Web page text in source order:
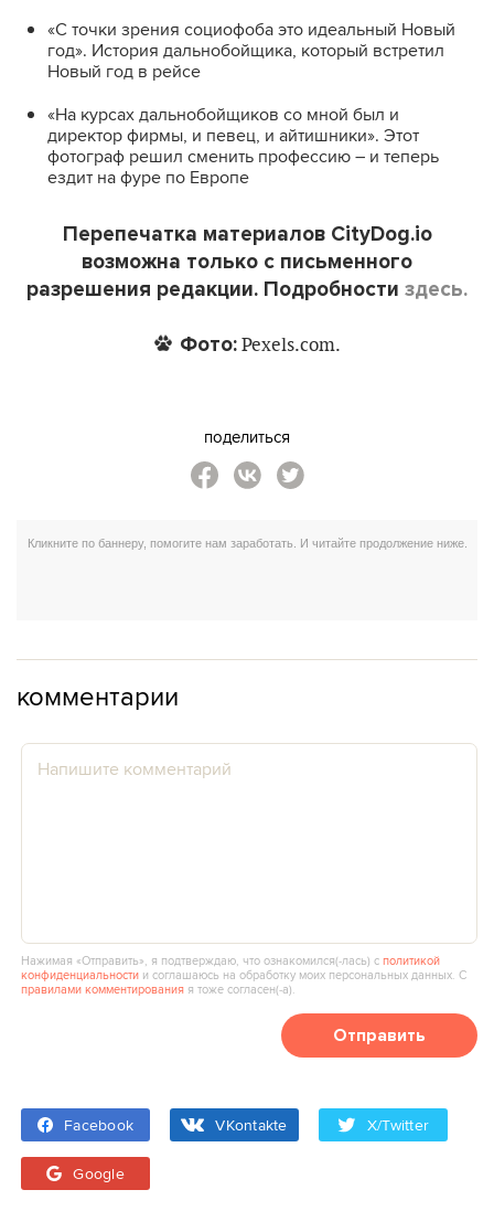
«С точки зрения социофоба это идеальный Новый
год». История дальнобойщика, который встретил
Новый год в рейсе
«‎На курсах дальнобойщиков со мной был и
директор фирмы, и певец, и айтишники»‎. Этот
фотограф решил сменить профессию – и теперь
ездит на фуре по Европе
Перепечатка материалов CityDog.io
возможна только с письменного
разрешения редакции. Подробности здесь.
Фото:Pexels.com.
поделиться
комментарии
Нажимая «Отправить», я подтверждаю, что ознакомился(‑лась) сполитикой
конфиденциальности и соглашаюсь на обработку моих персональных данных. С
правилами комментирования я тоже согласен(‑а).
Отправить
Facebook VKontakte X/Twitter
Google